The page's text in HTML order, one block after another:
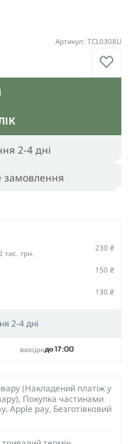
2-4 дні
Артикул: TCL0308U
тис. грн.
230 ₴
150 ₴
130 ₴
2-4 дні
вихіднідо 17:00
(Накладений платіж у
Покупка частинами
Apple pay, Безготівковий